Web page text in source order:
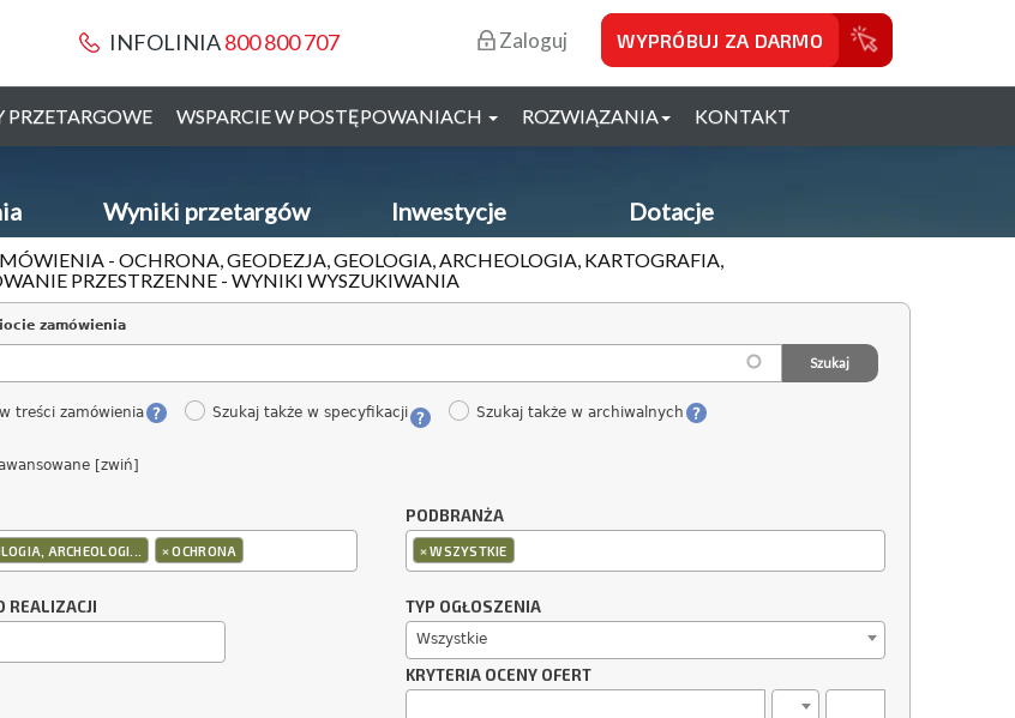
INFOLINIA800 800 707 Zaloguj WYPRÓBUJ ZA DARMO
PRZETARGOWE WSPARCIE W POSTĘPOWANIACH ROZWIĄZANIA KONTAKT
Wyniki przetargów Inwestycje Dotacje
- OCHRONA, GEODEZJA, GEOLOGIA, ARCHEOLOGIA, KARTOGRAFIA,
PRZESTRZENNE - WYNIKI WYSZUKIWANIA
zamówienia
treści zamówienia Szukaj także w specyfikacji Szukaj także w archiwalnych
[zwiń]
ARCHEOLOGI... ×OCHRONA
PODBRANŻA
×WSZYSTKIE
REALIZACJI TYP OGŁOSZENIA
Wszystkie
KRYTERIA OCENY OFERT